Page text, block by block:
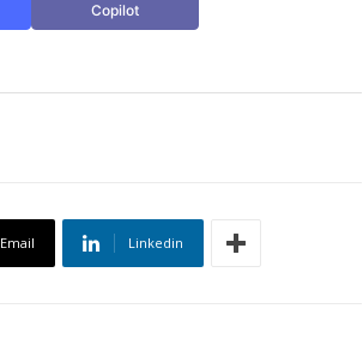
Copilot
Email Linkedin